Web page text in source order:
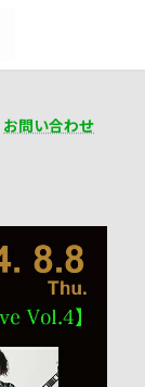
お問い合わせ